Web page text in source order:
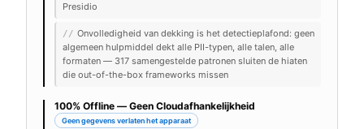
Presidio
// Onvolledigheid van dekking is het detectieplafond: geen
algemeen hulpmiddel dekt alle PII-typen, alle talen, alle
formaten — 317 samengestelde patronen sluiten de hiaten
die out-of-the-box frameworks missen
100% Offline — Geen Cloudafhankelijkheid
Geen gegevens verlaten het apparaat